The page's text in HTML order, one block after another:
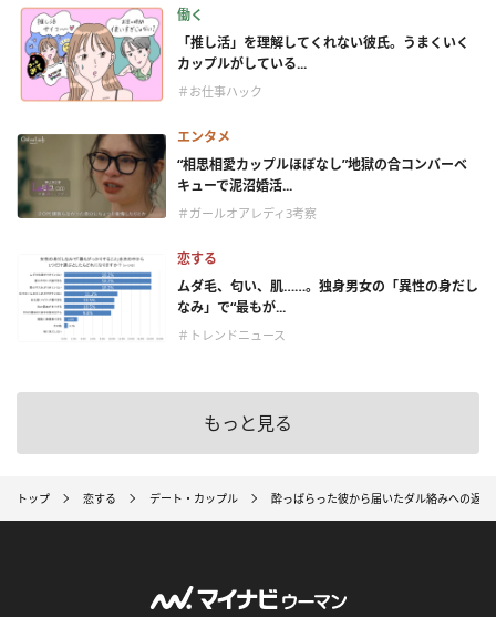
働く
「推し活」を理解してくれない彼氏。うまくいく
カップルがしている...
＃お仕事ハック
エンタメ
“相思相愛カップルほぼなし”地獄の合コンバーベ
キューで泥沼婚活...
＃ガールオアレディ3考察
恋する
ムダ毛、匂い、肌……。独身男女の「異性の身だし
なみ」で“最もが...
＃トレンドニュース
もっと見る
トップ 恋する デート・カップル 酔っぱらった彼から届いたダル絡みへの返信